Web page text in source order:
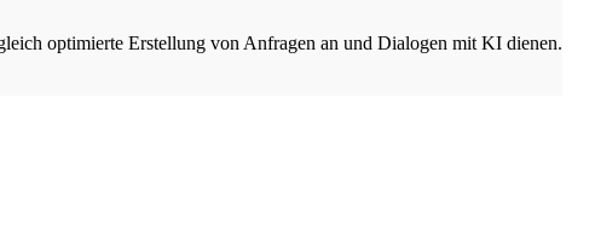
optimierte Erstellung von Anfragen an und Dialogen mit KI dienen.